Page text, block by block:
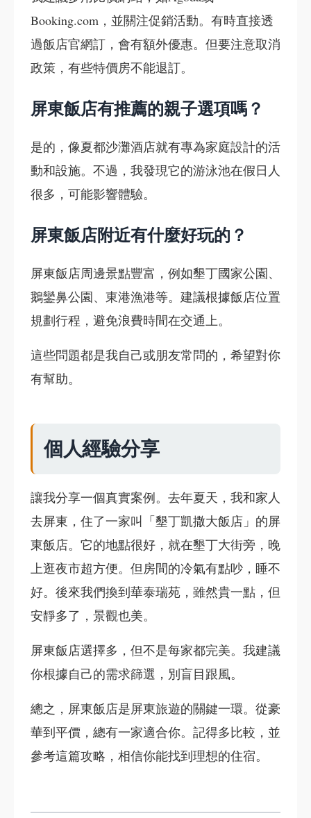
Booking.com，並關注促銷活動。有時直接透
過飯店官網訂，會有額外優惠。但要注意取消
政策，有些特價房不能退訂。
屏東飯店有推薦的親子選項嗎？
是的，像夏都沙灘酒店就有專為家庭設計的活
動和設施。不過，我發現它的游泳池在假日人
很多，可能影響體驗。
屏東飯店附近有什麼好玩的？
屏東飯店周邊景點豐富，例如墾丁國家公園、
鵝鑾鼻公園、東港漁港等。建議根據飯店位置
規劃行程，避免浪費時間在交通上。
這些問題都是我自己或朋友常問的，希望對你
有幫助。
個人經驗分享
讓我分享一個真實案例。去年夏天，我和家人
去屏東，住了一家叫「墾丁凱撒大飯店」的屏
東飯店。它的地點很好，就在墾丁大街旁，晚
上逛夜市超方便。但房間的冷氣有點吵，睡不
好。後來我們換到華泰瑞苑，雖然貴一點，但
安靜多了，景觀也美。
屏東飯店選擇多，但不是每家都完美。我建議
你根據自己的需求篩選，別盲目跟風。
總之，屏東飯店是屏東旅遊的關鍵一環。從豪
華到平價，總有一家適合你。記得多比較，並
參考這篇攻略，相信你能找到理想的住宿。